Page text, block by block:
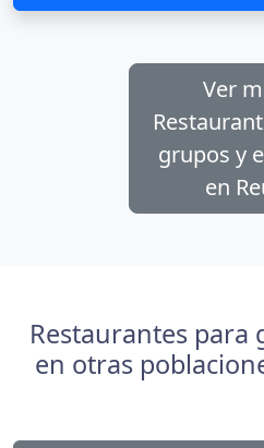
Ver
grupos y
en
Restaurantes para
en otras